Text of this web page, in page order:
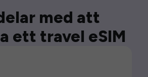
med att
ett travel eSIM